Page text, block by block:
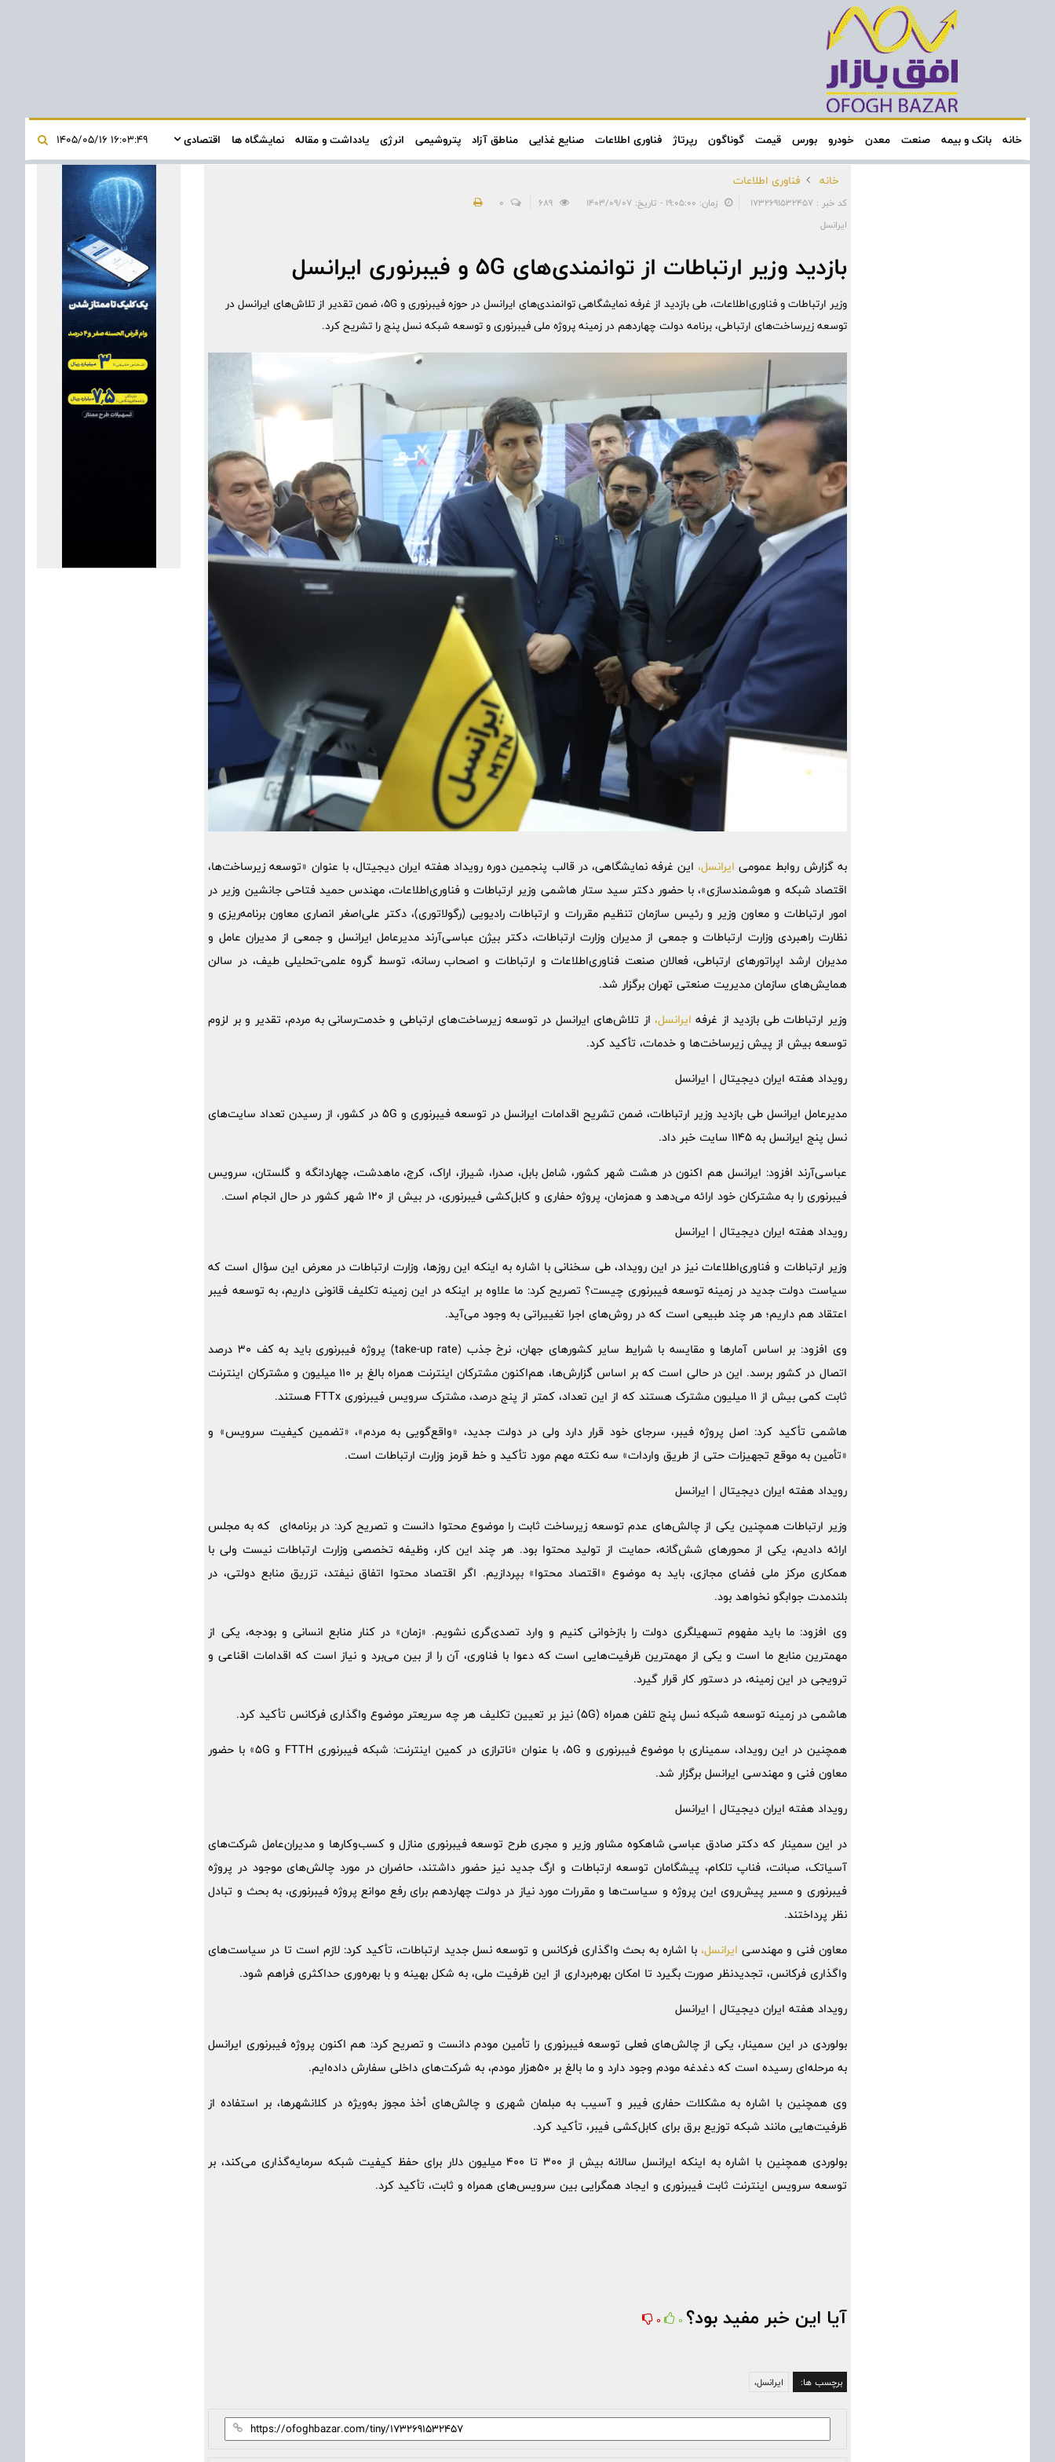
خانه بانک و بیمه صنعت معدن خودرو بورس قیمت گوناگون رپرتاژ فناوری اطلاعات صنایع غذایی مناطق آزاد پتروشیمی انرژی یادداشت و مقاله نمایشگاه ها اقتصادی
خانه فناوری اطلاعات
کد خبر : 1732691532457 زمان: ۱۹:۰۵:۰۰ - تاریخ: ۱۴۰۳/۰۹/۰۷ 689
0
ایرانسل
بازدید وزیر ارتباطات از توانمندی‌های 5G و فیبرنوری ایرانسل
وزیر ارتباطات و فناوری‌اطلاعات، طی بازدید از غرفه نمایشگاهی توانمندی‌های ایرانسل در حوزه فیبرنوری و 5G، ضمن تقدیر از تلاش‌های ایرانسل در
توسعه زیرساخت‌های ارتباطی، برنامه دولت چهاردهم در زمینه پروژه ملی فیبرنوری و توسعه شبکه نسل پنج را تشریح کرد.
به گزارش روابط عمومی ایرانسل،این غرفه نمایشگاهی، در قالب پنجمین دوره رویداد هفته ایران دیجیتال، با عنوان «توسعه زیرساخت‌ها،
اقتصاد شبکه و هوشمندسازی»، با حضور دکتر سید ستار هاشمی وزیر ارتباطات و فناوری‌اطلاعات، مهندس حمید فتاحی جانشین وزیر در
امور ارتباطات و معاون وزیر و رئیس سازمان تنظیم مقررات و ارتباطات رادیویی (رگولاتوری)، دکتر علی‌اصغر انصاری معاون برنامه‌ریزی و
نظارت راهبردی وزارت ارتباطات و جمعی از مدیران وزارت ارتباطات، دکتر بیژن عباسی‌آرند مدیرعامل ایرانسل و جمعی از مدیران عامل و
مدیران ارشد اپراتورهای ارتباطی، فعالان صنعت فناوری‌اطلاعات و ارتباطات و اصحاب رسانه، توسط گروه علمی-تحلیلی طیف، در سالن
همایش‌های سازمان مدیریت صنعتی تهران برگزار شد.
وزیر ارتباطات طی بازدید از غرفه ایرانسل،از تلاش‌های ایرانسل در توسعه زیرساخت‌های ارتباطی و خدمت‌رسانی به مردم، تقدیر و بر لزوم
توسعه بیش از پیش زیرساخت‌ها و خدمات، تأکید کرد.
رویداد هفته ایران دیجیتال | ایرانسل
مدیرعامل ایرانسل طی بازدید وزیر ارتباطات، ضمن تشریح اقدامات ایرانسل در توسعه فیبرنوری و 5G در کشور، از رسیدن تعداد سایت‌های
نسل پنج ایرانسل به 1145 سایت خبر داد.
عباسی‌آرند افزود: ایرانسل هم اکنون در هشت شهر کشور، شامل بابل، صدرا، شیراز، اراک، کرج، ماهدشت، چهاردانگه و گلستان، سرویس
فیبرنوری را به مشترکان خود ارائه می‌دهد و همزمان، پروژه حفاری و کابل‌کشی فیبرنوری، در بیش از 120 شهر کشور در حال انجام است.
رویداد هفته ایران دیجیتال | ایرانسل
وزیر ارتباطات و فناوری‌اطلاعات نیز در این رویداد، طی سخنانی با اشاره به اینکه این روزها، وزارت ارتباطات در معرض این سؤال است که
سیاست دولت جدید در زمینه توسعه فیبرنوری چیست؟ تصریح کرد: ما علاوه بر اینکه در این زمینه تکلیف قانونی داریم، به توسعه فیبر
اعتقاد هم داریم؛ هر چند طبیعی است که در روش‌های اجرا تغییراتی به وجود می‌آید.
وی افزود: بر اساس آمارها و مقایسه با شرایط سایر کشورهای جهان، نرخ جذب (take-up rate) پروژه فیبرنوری باید به کف 30 درصد
اتصال در کشور برسد. این در حالی است که بر اساس گزارش‌ها، هم‌اکنون مشترکان اینترنت همراه بالغ بر 110 میلیون و مشترکان اینترنت
ثابت کمی بیش از 11 میلیون مشترک هستند که از این تعداد، کمتر از پنج درصد، مشترک سرویس فیبرنوری FTTx هستند.
هاشمی تأکید کرد: اصل پروژه فیبر، سرجای خود قرار دارد ولی در دولت جدید، «واقع‌گویی به مردم»، «تضمین کیفیت سرویس» و
«تأمین به موقع تجهیزات حتی از طریق واردات» سه نکته مهم مورد تأکید و خط قرمز وزارت ارتباطات است.
رویداد هفته ایران دیجیتال | ایرانسل
وزیر ارتباطات همچنین یکی از چالش‌های عدم توسعه زیرساخت ثابت را موضوع محتوا دانست و تصریح کرد: در برنامه‌ای که به مجلس
ارائه دادیم، یکی از محورهای شش‌گانه، حمایت از تولید محتوا بود. هر چند این کار، وظیفه تخصصی وزارت ارتباطات نیست ولی با
همکاری مرکز ملی فضای مجازی، باید به موضوع «اقتصاد محتوا» بپردازیم. اگر اقتصاد محتوا اتفاق نیفتد، تزریق منابع دولتی، در
بلندمدت جوابگو نخواهد بود.
وی افزود: ما باید مفهوم تسهیلگری دولت را بازخوانی کنیم و وارد تصدی‌گری نشویم. «زمان» در کنار منابع انسانی و بودجه، یکی از
مهمترین منابع ما است و یکی از مهمترین ظرفیت‌هایی است که دعوا با فناوری، آن را از بین می‌برد و نیاز است که اقدامات اقناعی و
ترویجی در این زمینه، در دستور کار قرار گیرد.
هاشمی در زمینه توسعه شبکه نسل پنج تلفن همراه (5G) نیز بر تعیین تکلیف هر چه سریعتر موضوع واگذاری فرکانس تأکید کرد.
همچنین در این رویداد، سمیناری با موضوع فیبرنوری و 5G، با عنوان «ناترازی در کمین اینترنت: شبکه فیبرنوری FTTH و 5G» با حضور
معاون فنی و مهندسی ایرانسل برگزار شد.
رویداد هفته ایران دیجیتال | ایرانسل
در این سمینار که دکتر صادق عباسی شاهکوه مشاور وزیر و مجری طرح توسعه فیبرنوری منازل و کسب‌وکارها و مدیران‌عامل شرکت‌های
آسیاتک، صبانت، فناپ تلکام، پیشگامان توسعه ارتباطات و ارگ جدید نیز حضور داشتند، حاضران در مورد چالش‌های موجود در پروژه
فیبرنوری و مسیر پیش‌روی این پروژه و سیاست‌ها و مقررات مورد نیاز در دولت چهاردهم برای رفع موانع پروژه فیبرنوری، به بحث و تبادل
نظر پرداختند.
معاون فنی و مهندسی ایرانسل،با اشاره به بحث واگذاری فرکانس و توسعه نسل جدید ارتباطات، تأکید کرد: لازم است تا در سیاست‌های
واگذاری فرکانس، تجدیدنظر صورت بگیرد تا امکان بهره‌برداری از این ظرفیت ملی، به شکل بهینه و با بهره‌وری حداکثری فراهم شود.
رویداد هفته ایران دیجیتال | ایرانسل
بولوردی در این سمینار، یکی از چالش‌های فعلی توسعه فیبرنوری را تأمین مودم دانست و تصریح کرد: هم اکنون پروژه فیبرنوری ایرانسل
به مرحله‌ای رسیده است که دغدغه مودم وجود دارد و ما بالغ بر 50هزار مودم، به شرکت‌های داخلی سفارش داده‌ایم.
وی همچنین با اشاره به مشکلات حفاری فیبر و آسیب به مبلمان شهری و چالش‌های أخذ مجوز به‌ویژه در کلانشهرها، بر استفاده از
ظرفیت‌هایی مانند شبکه توزیع برق برای کابل‌کشی فیبر، تأکید کرد.
بولوردی همچنین با اشاره به اینکه ایرانسل سالانه بیش از 300 تا 400 میلیون دلار برای حفظ کیفیت شبکه سرمایه‌گذاری می‌کند، بر
توسعه سرویس اینترنت ثابت فیبرنوری و ایجاد همگرایی بین سرویس‌های همراه و ثابت، تأکید کرد.
آیا این خبر مفید بود؟ 0
0
برچسب ها: ایرانسل،